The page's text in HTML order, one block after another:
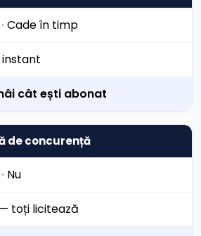
Cade în timp
instant
cât ești abonat
de concurență
Nu
toți licitează